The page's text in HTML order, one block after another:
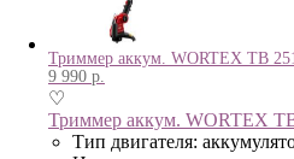
Триммер аккум. WORTEX TB
9 990 р.
♡
Триммер аккум. WORTEX
Тип двигателя: